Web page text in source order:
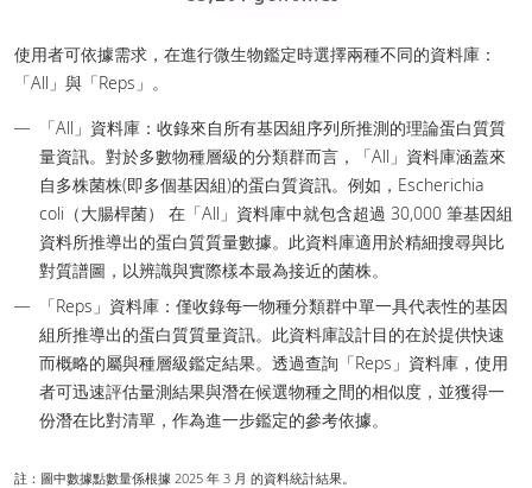
使用者可依據需求，在進行微生物鑑定時選擇兩種不同的資料庫：
「All」與「Reps」。
「All」資料庫：收錄來自所有基因組序列所推測的理論蛋白質質
量資訊。對於多數物種層級的分類群而言，「All」資料庫涵蓋來
自多株菌株(即多個基因組)的蛋白質資訊。例如，Escherichia
coli（大腸桿菌） 在「All」資料庫中就包含超過 30,000 筆基因組
資料所推導出的蛋白質質量數據。此資料庫適用於精細搜尋與比
對質譜圖，以辨識與實際樣本最為接近的菌株。
「Reps」資料庫：僅收錄每一物種分類群中單一具代表性的基因
組所推導出的蛋白質質量資訊。此資料庫設計目的在於提供快速
而概略的屬與種層級鑑定結果。透過查詢「Reps」資料庫，使用
者可迅速評估量測結果與潛在候選物種之間的相似度，並獲得一
份潛在比對清單，作為進一步鑑定的參考依據。
註：圖中數據點數量係根據 2025 年 3 月 的資料統計結果。